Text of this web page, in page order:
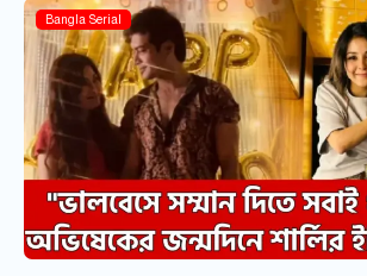
Bangla Serial